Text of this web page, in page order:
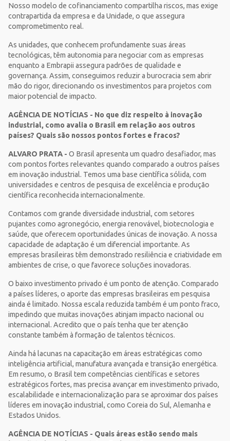
Nosso modelo de cofinanciamento compartilha riscos, mas exige
contrapartida da empresa e da Unidade, o que assegura
comprometimento real.
As unidades, que conhecem profundamente suas áreas
tecnológicas, têm autonomia para negociar com as empresas
enquanto a Embrapii assegura padrões de qualidade e
governança. Assim, conseguimos reduzir a burocracia sem abrir
mão do rigor, direcionando os investimentos para projetos com
maior potencial de impacto.
AGÊNCIA DE NOTÍCIAS - No que diz respeito à inovação
industrial, como avalia o Brasil em relação aos outros
países? Quais são nossos pontos fortes e fracos?
ALVARO PRATA - O Brasil apresenta um quadro desafiador, mas
com pontos fortes relevantes quando comparado a outros países
em inovação industrial. Temos uma base científica sólida, com
universidades e centros de pesquisa de excelência e produção
científica reconhecida internacionalmente.
Contamos com grande diversidade industrial, com setores
pujantes como agronegócio, energia renovável, biotecnologia e
saúde, que oferecem oportunidades únicas de inovação. A nossa
capacidade de adaptação é um diferencial importante. As
empresas brasileiras têm demonstrado resiliência e criatividade em
ambientes de crise, o que favorece soluções inovadoras.
O baixo investimento privado é um ponto de atenção. Comparado
a países líderes, o aporte das empresas brasileiras em pesquisa
ainda é limitado. Nossa escala reduzida também é um ponto fraco,
impedindo que muitas inovações atinjam impacto nacional ou
internacional. Acredito que o país tenha que ter atenção
constante também à formação de talentos técnicos.
Ainda há lacunas na capacitação em áreas estratégicas como
inteligência artificial, manufatura avançada e transição energética.
Em resumo, o Brasil tem competências científicas e setores
estratégicos fortes, mas precisa avançar em investimento privado,
escalabilidade e internacionalização para se aproximar dos países
líderes em inovação industrial, como Coreia do Sul, Alemanha e
Estados Unidos.
AGÊNCIA DE NOTÍCIAS - Quais áreas estão sendo mais